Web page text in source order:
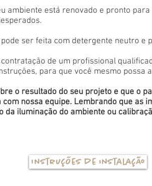
ambiente está renovado e pronto
ser feita com detergente neutro e
de um profissional
para que você mesmo possa
o resultado do seu projeto e que o
nossa equipe. Lembrando que as
da iluminação do ambiente ou
Instruções de instalação